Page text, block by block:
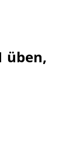
üben,